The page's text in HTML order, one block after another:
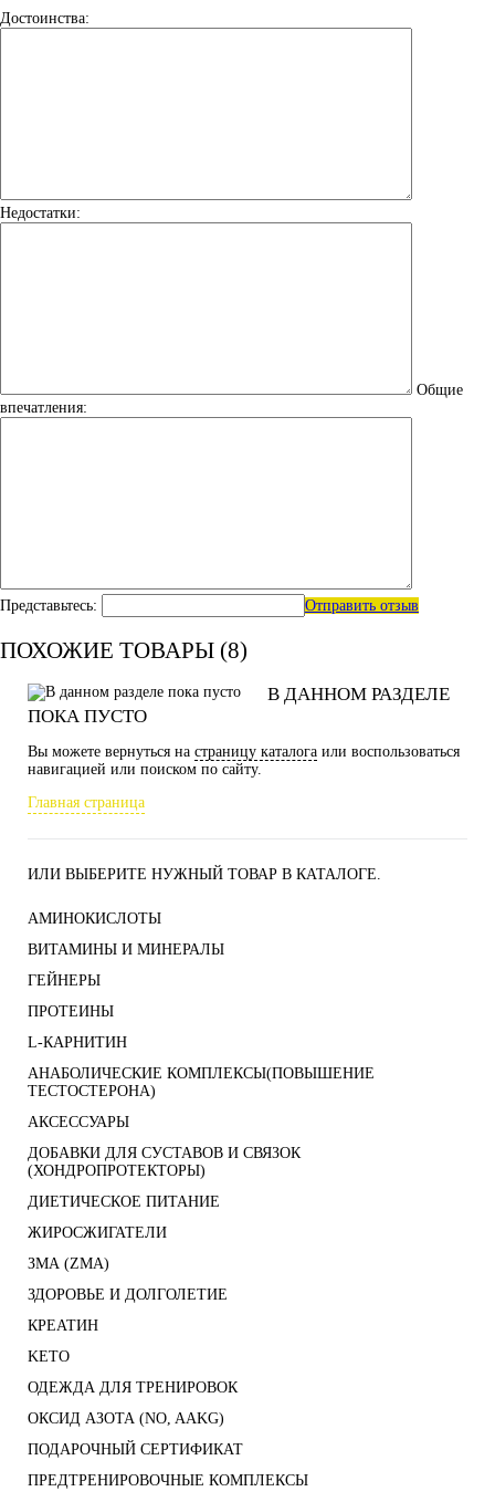
Достоинства:
Недостатки:
Общие
впечатления:
Представьтесь: Отправить отзыв
ПОХОЖИЕ ТОВАРЫ (8)
В ДАННОМ РАЗДЕЛЕ
ПОКА ПУСТО
Вы можете вернуться на страницу каталога или воспользоваться
навигацией или поиском по сайту.
Главная страница
ИЛИ ВЫБЕРИТЕ НУЖНЫЙ ТОВАР В КАТАЛОГЕ.
АМИНОКИСЛОТЫ
ВИТАМИНЫ И МИНЕРАЛЫ
ГЕЙНЕРЫ
ПРОТЕИНЫ
L-КАРНИТИН
АНАБОЛИЧЕСКИЕ КОМПЛЕКСЫ(ПОВЫШЕНИЕ
ТЕСТОСТЕРОНА)
АКСЕССУАРЫ
ДОБАВКИ ДЛЯ СУСТАВОВ И СВЯЗОК
(ХОНДРОПРОТЕКТОРЫ)
ДИЕТИЧЕСКОЕ ПИТАНИЕ
ЖИРОСЖИГАТЕЛИ
ЗМА (ZMA)
ЗДОРОВЬЕ И ДОЛГОЛЕТИЕ
КРЕАТИН
KETO
ОДЕЖДА ДЛЯ ТРЕНИРОВОК
ОКСИД АЗОТА (NO, AAKG)
ПОДАРОЧНЫЙ СЕРТИФИКАТ
ПРЕДТРЕНИРОВОЧНЫЕ КОМПЛЕКСЫ